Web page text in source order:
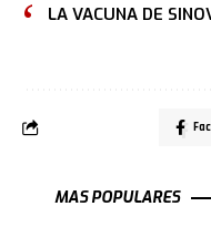
LA VACUNA DE
MAS POPULARES